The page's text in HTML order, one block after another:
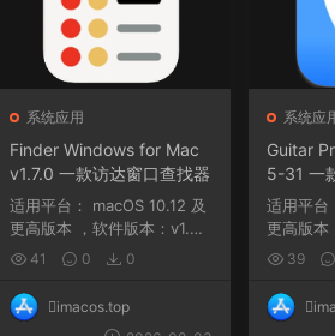
系统应用
Finder Windows for Mac
v1.7.0 一款访达窗口查找器
适用平台： macOS 10.12 及
更高版本 ，软件版本：v1.5.1
8 nan ，软件版本...
41 0 0
imacos.top
系统应
Guitar
5-31 一
乐制作软
适用平台： macOS 10.13
更高版本
-121
39